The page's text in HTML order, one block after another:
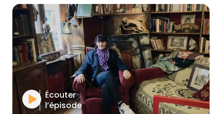
Écouter
l’épisode